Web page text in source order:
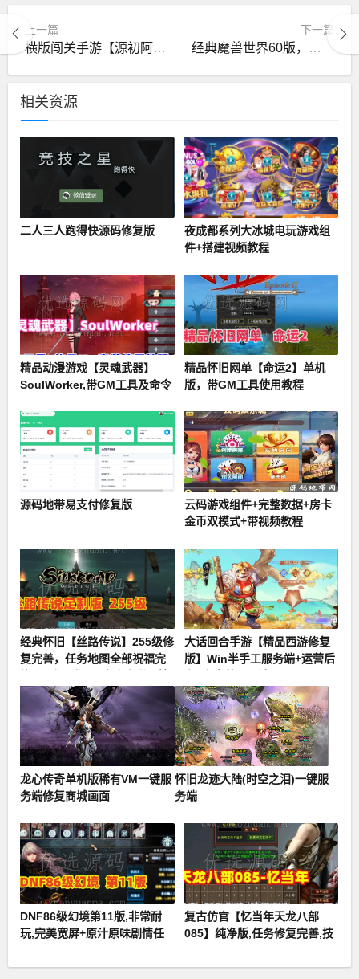
上一篇
横版闯关手游【源初阿拉德】最新整理Linux手工服务端+总后台+安卓苹果双端
下一篇
经典魔兽世界60版，修复完善，高AI机器人，可战场+副本+局域网外网
相关资源
二人三人跑得快源码修复版
夜成都系列大冰城电玩游戏组
件+搭建视频教程
精品动漫游戏【灵魂武器】
SoulWorker,带GM工具及命令
精品怀旧网单【命运2】单机
版，带GM工具使用教程
源码地带易支付修复版
云码游戏组件+完整数据+房卡
金币双模式+带视频教程
经典怀旧【丝路传说】255级修
复完善，任务地图全部祝福完
能+GM工具及命令
大话回合手游【精品西游修复
版】Win半手工服务端+运营后
龙心传奇单机版稀有VM一键服
务端修复商城画面
怀旧龙迹大陆(时空之泪)一键服
务端
DNF86级幻境第11版,非常耐
玩,完美宽屏+原汁原味剧情任
复古仿官【忆当年天龙八部
085】纯净版,任务修复完善,技
具及教程